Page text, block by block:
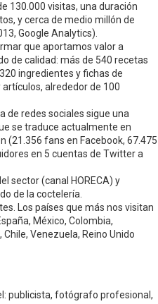
130.000 visitas, una duración
y cerca de medio millón de
Google Analytics).
que aportamos valor a
de calidad: más de 540 recetas
ingredientes y fichas de
alrededor de 100
de redes sociales sigue una
se traduce actualmente en
(21.356 fans en Facebook, 67.475
en 5 cuentas de Twitter a
sector (canal HORECA) y
de la coctelería.
Los países que más nos visitan
México, Colombia,
Venezuela, Reino Unido
publicista, fotógrafo profesional,